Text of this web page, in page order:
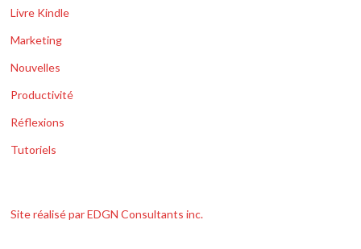
Livre Kindle
Marketing
Nouvelles
Productivité
Réflexions
Tutoriels
Site réalisé par EDGN Consultants inc.